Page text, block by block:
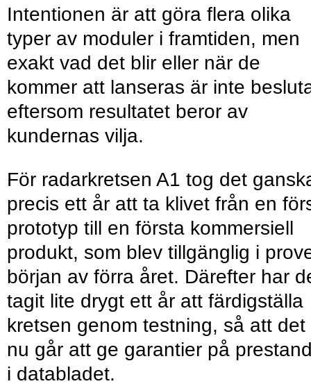
Intentionen är att göra flera olika
typer av moduler i framtiden, men
exakt vad det blir eller när de
kommer att lanseras är inte
eftersom resultatet beror av
kundernas vilja.
För radarkretsen A1 tog det
precis ett år att ta klivet från en
prototyp till en första kommersiell
produkt, som blev tillgänglig i
början av förra året. Därefter har
tagit lite drygt ett år att färdigställa
kretsen genom testning, så att det
nu går att ge garantier på
i databladet.